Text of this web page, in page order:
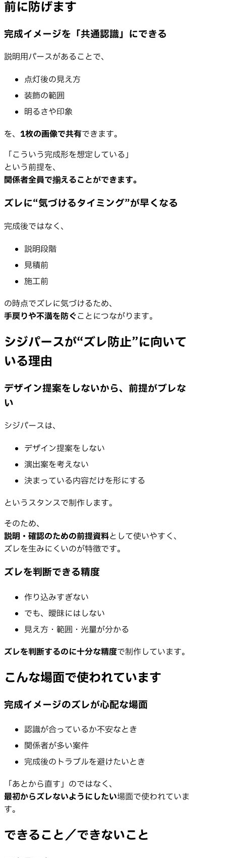
前に防げます
完成イメージを「共通認識」にできる
説明用パースがあることで、
点灯後の見え方
装飾の範囲
明るさや印象
を、 1枚の画像で共有できます。
「こういう完成形を想定している」
という前提を、
関係者全員で揃えることができます。
ズレに“気づけるタイミング”が早くなる
完成後ではなく、
説明段階
見積前
施工前
の時点でズレに気づけるため、
手戻りや不満を防ぐことにつながります。
シジパースが“ズレ防止”に向いて
いる理由
デザイン提案をしないから、前提がブレな
い
シジパースは、
デザイン提案をしない
演出案を考えない
決まっている内容だけを形にする
というスタンスで制作します。
そのため、
説明・確認のための前提資料として使いやすく、
ズレを生みにくいのが特徴です。
ズレを判断できる精度
作り込みすぎない
でも、曖昧にはしない
見え方・範囲・光量が分かる
ズレを判断するのに十分な精度で制作しています。
こんな場面で使われています
完成イメージのズレが心配な場面
認識が合っているか不安なとき
関係者が多い案件
完成後のトラブルを避けたいとき
「あとから直す」のではなく、
最初からズレないようにしたい場面で使われていま
す。
できること／できないこと